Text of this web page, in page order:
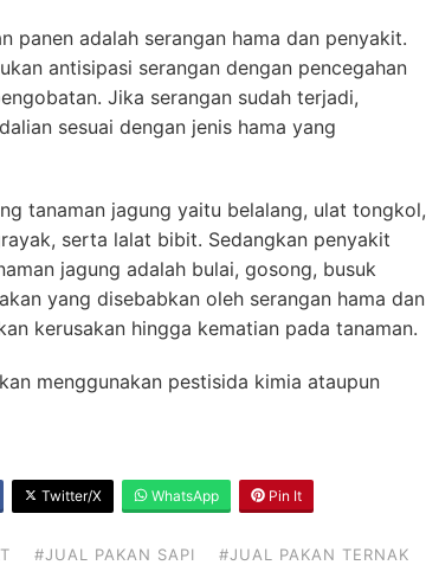
panen adalah serangan hama dan penyakit.
antisipasi serangan dengan pencegahan
Jika serangan sudah terjadi,
sesuai dengan jenis hama yang
tanaman jagung yaitu belalang, ulat tongkol,
serta lalat bibit. Sedangkan penyakit
jagung adalah bulai, gosong, busuk
yang disebabkan oleh serangan hama dan
kerusakan hingga kematian pada tanaman.
menggunakan pestisida kimia ataupun
Twitter/X WhatsApp Pin It
#JUAL PAKAN SAPI
#JUAL PAKAN TERNAK